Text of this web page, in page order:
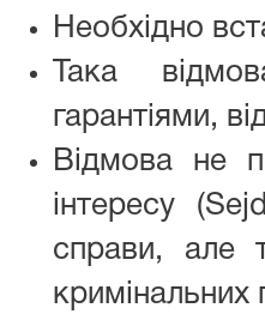
Необхідно
Така
гарантіями,
Відмова не
інтересу
справи, але
кримінальних